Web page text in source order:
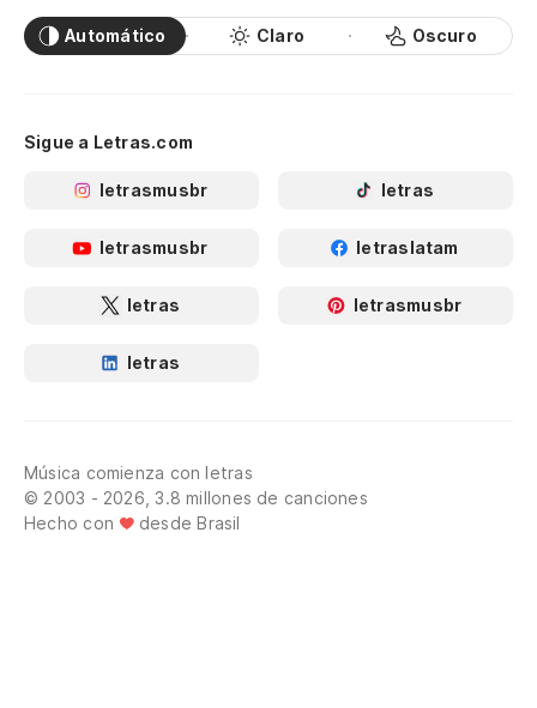
Automático Claro Oscuro
Sigue a Letras.com
letrasmusbr letras
letrasmusbr letraslatam
letras letrasmusbr
letras
Música comienza con letras
© 2003 - 2026, 3.8 millones de canciones
Hecho con
desde Brasil